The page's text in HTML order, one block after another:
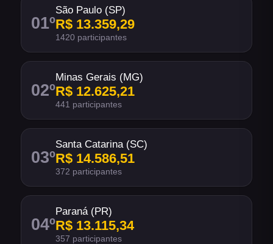
01º
São Paulo (SP)
R$ 13.359,29
1420 participantes
02º
Minas Gerais (MG)
R$ 12.625,21
441 participantes
03º
Santa Catarina (SC)
R$ 14.586,51
372 participantes
04º
Paraná (PR)
R$ 13.115,34
357 participantes